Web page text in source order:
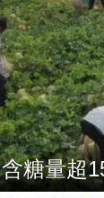
含糖量超